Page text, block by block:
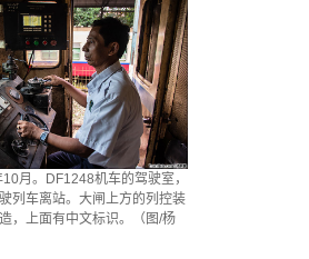
月。DF1248机车的驾驶室，
列车离站。大闸上方的列控装
，上面有中文标识。（图/杨